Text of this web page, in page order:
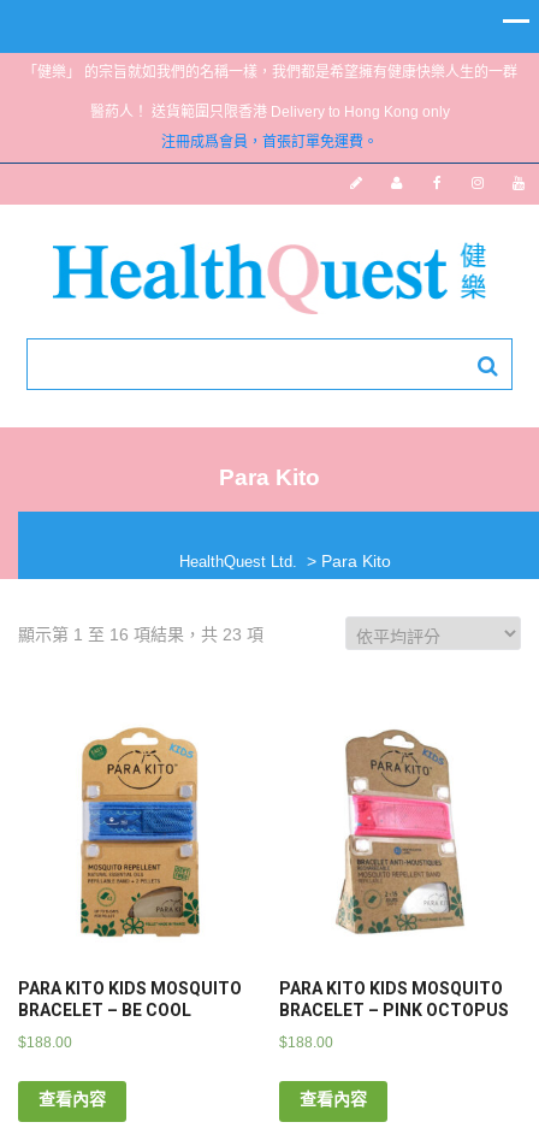
「健樂」 的宗旨就如我們的名稱一樣，我們都是希望擁有健康快樂人生的一群
醫葯人！ 送貨範圍只限香港 Delivery to Hong Kong only
注冊成爲會員，首張訂單免運費。
Para Kito
HealthQuest Ltd. > Para Kito
顯示第 1 至 16 項結果，共 23 項
PARA KITO KIDS MOSQUITO
BRACELET – BE COOL
$188.00
查看內容
PARA KITO KIDS MOSQUITO
BRACELET – PINK OCTOPUS
$188.00
查看內容